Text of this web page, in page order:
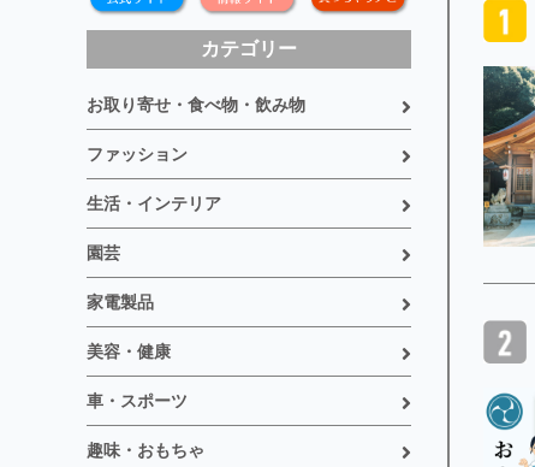
カテゴリー
お取り寄せ・食べ物・飲み物
ファッション
生活・インテリア
園芸
家電製品
美容・健康
車・スポーツ
趣味・おもちゃ